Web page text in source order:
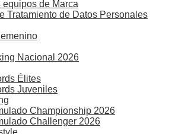
equipos de Marca
Tratamiento de Datos Personales
Nacional 2026
Élites
Juveniles
Championship 2026
Challenger 2026